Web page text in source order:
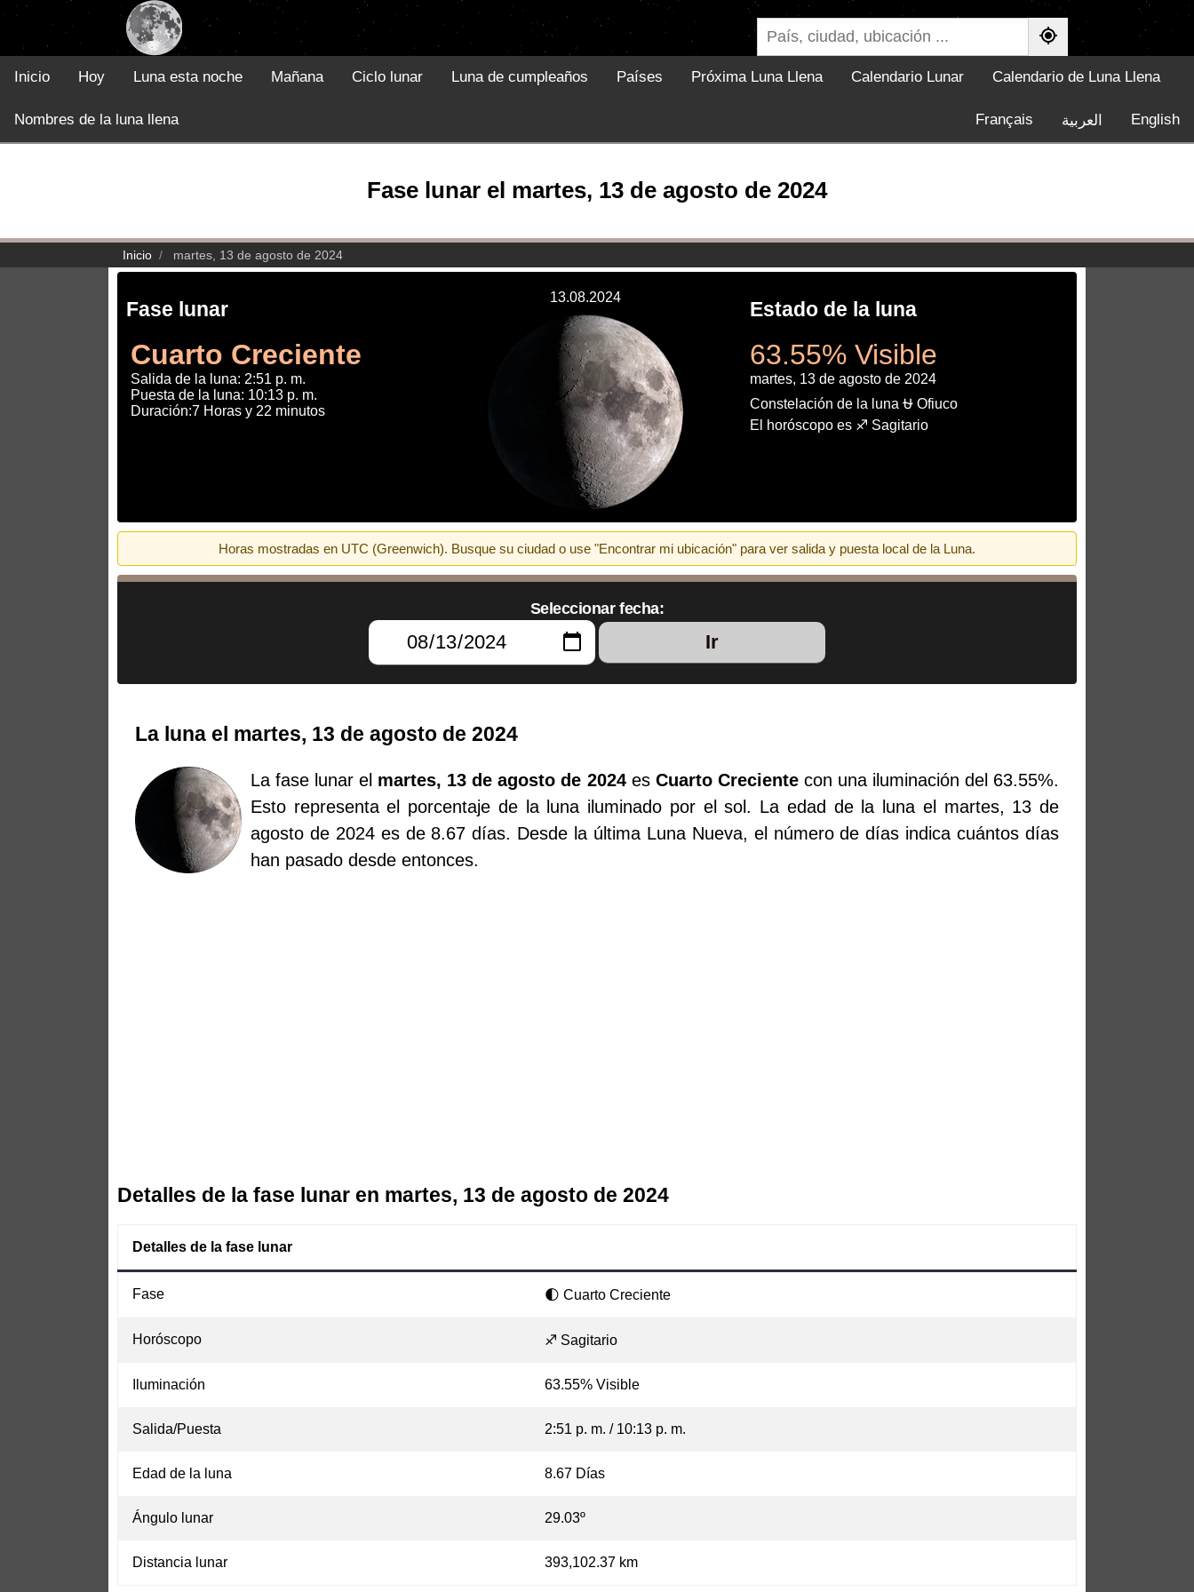
Inicio Hoy Luna esta noche Mañana Ciclo lunar Luna de cumpleaños Países Próxima Luna Llena Calendario Lunar Calendario de Luna Llena
Nombres de la luna llena English العربية Français
Fase lunar el martes, 13 de agosto de 2024
Inicio martes, 13 de agosto de 2024
Fase lunar
Cuarto Creciente
Salida de la luna: 2:51 p. m.
Puesta de la luna: 10:13 p. m.
Duración:7 Horas y 22 minutos
13.08.2024
Estado de la luna
63.55% Visible
martes, 13 de agosto de 2024
Constelación de la luna ⛎ Ofiuco
El horóscopo es ♐ Sagitario
Horas mostradas en UTC (Greenwich). Busque su ciudad o use "Encontrar mi ubicación" para ver salida y puesta local de la Luna.
Seleccionar fecha:
Ir
La luna el martes, 13 de agosto de 2024
La fase lunar el martes, 13 de agosto de 2024es Cuarto Crecientecon una iluminación del 63.55%.
Esto representa el porcentaje de la luna iluminado por el sol. La edad de la luna el martes, 13 de
agosto de 2024 es de 8.67 días. Desde la última Luna Nueva, el número de días indica cuántos días
han pasado desde entonces.
Detalles de la fase lunar en martes, 13 de agosto de 2024
Detalles de la fase lunar
Fase 🌓 Cuarto Creciente
Horóscopo ♐ Sagitario
Iluminación 63.55% Visible
Salida/Puesta 2:51 p. m. / 10:13 p. m.
Edad de la luna 8.67 Días
Ángulo lunar 29.03º
Distancia lunar 393,102.37 km